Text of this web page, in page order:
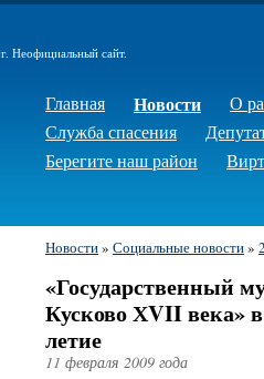
Неофициальный сайт.
Главная Новости
О
Служба спасения
Берегите наш район
Новости» Социальные новости»
«Государственный
Кусково ХVII века» в
летие
11 февраля 2009 года